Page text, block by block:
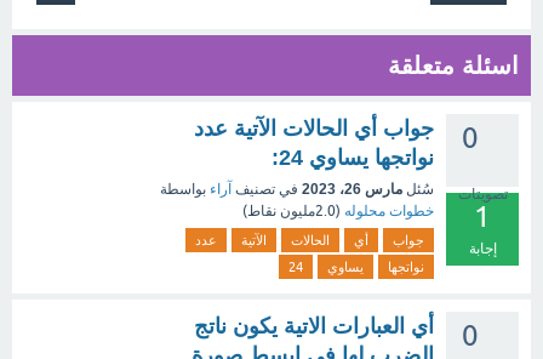
اسئلة متعلقة
0
تصويتات
1
إجابة
جواب أي الحالات الآتية عدد
نواتجها يساوي 24:
سُئل مارس 26، 2023 في تصنيف آراء بواسطة
خطوات محلوله (2.0مليون نقاط)
جواب أي الحالات الآتية
عدد
نواتجها
يساوي 24
0
أي العبارات الاتية يكون ناتج